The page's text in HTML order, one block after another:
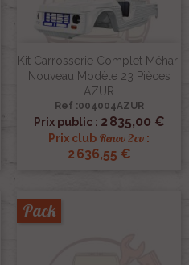
Kit Carrosserie Complet Méhari
Nouveau Modèle 23 Pièces
AZUR
Ref :004004AZUR
Prix public : 2 835,00 €
Prix club Renov 2cv :
2 636,55 €
Pack